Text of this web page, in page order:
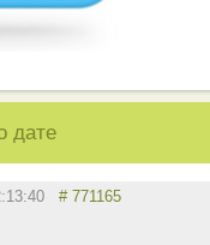
дате
# 771165